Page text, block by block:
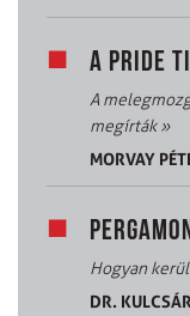
A PRIDE
A
megírták»
MORVAY
Hogyan
DR.